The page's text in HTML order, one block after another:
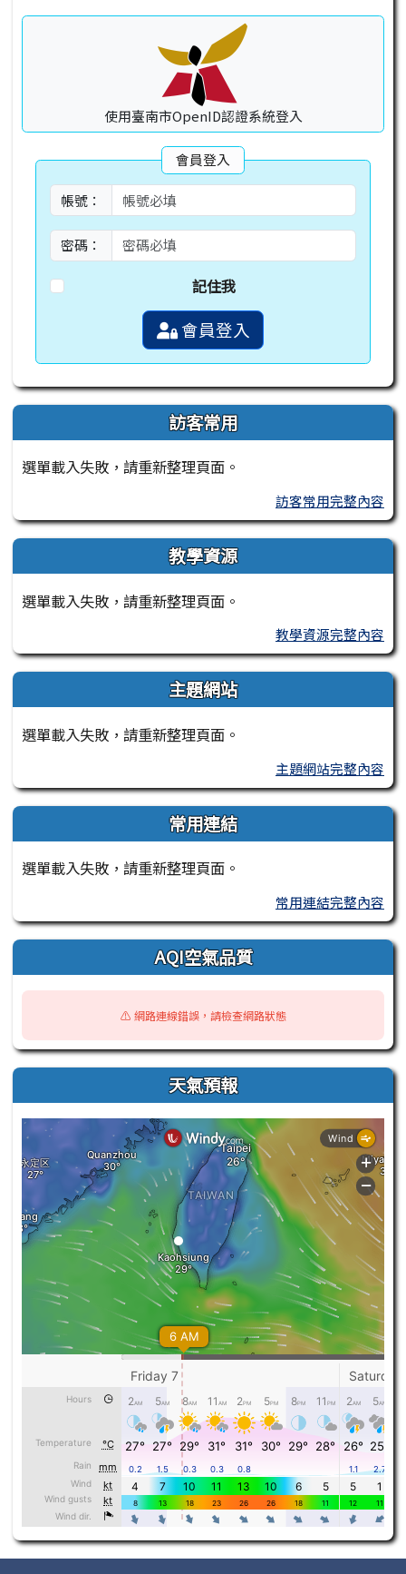
使用臺南市OpenID認證系統登入
會員登入
帳號：
密碼：
記住我
會員登入
訪客常用
選單載入失敗，請重新整理頁面。
訪客常用完整內容
教學資源
選單載入失敗，請重新整理頁面。
教學資源完整內容
主題網站
選單載入失敗，請重新整理頁面。
主題網站完整內容
常用連結
選單載入失敗，請重新整理頁面。
常用連結完整內容
AQI空氣品質
⚠️ 網路連線錯誤，請檢查網路狀態
天氣預報